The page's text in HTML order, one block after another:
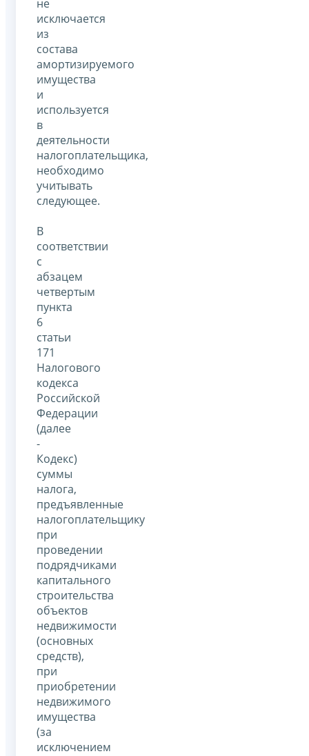
не
исключается
из
состава
амортизируемого
имущества
и
используется
в
деятельности
налогоплательщика,
необходимо
учитывать
следующее.
В
соответствии
с
абзацем
четвертым
пункта
6
статьи
171
Налогового
кодекса
Российской
Федерации
(далее
-
Кодекс)
суммы
налога,
предъявленные
налогоплательщику
при
проведении
подрядчиками
капитального
строительства
объектов
недвижимости
(основных
средств),
при
приобретении
недвижимого
имущества
(за
исключением